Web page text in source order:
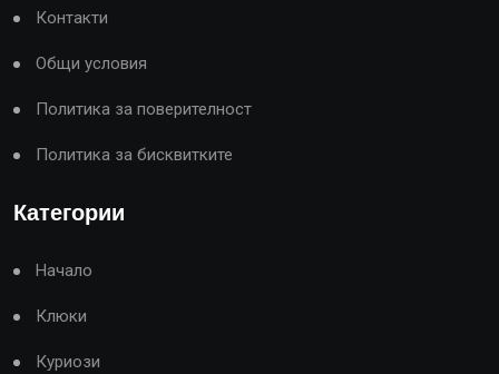
Контакти
Общи условия
Политика за поверителност
Политика за бисквитките
Категории
Начало
Клюки
Куриози